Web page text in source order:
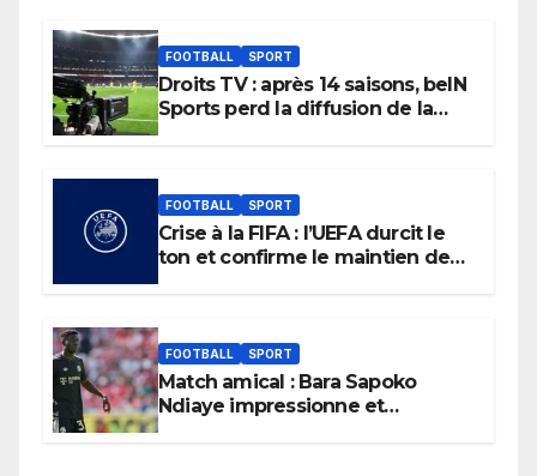
FOOTBALL SPORT
Droits TV : après 14 saisons, beIN
Sports perd la diffusion de la
FOOTBALL SPORT
Crise à la FIFA : l’UEFA durcit le
ton et confirme le maintien de
FOOTBALL SPORT
Match amical : Bara Sapoko
Ndiaye impressionne et